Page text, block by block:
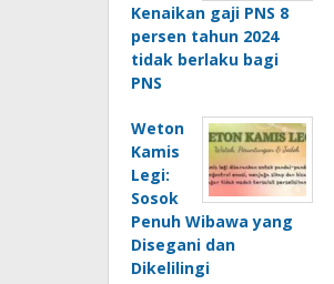
Kenaikan gaji PNS 8
persen tahun 2024
tidak berlaku bagi
PNS
Weton
Kamis
Legi:
Sosok
Penuh Wibawa yang
Disegani dan
Dikelilingi